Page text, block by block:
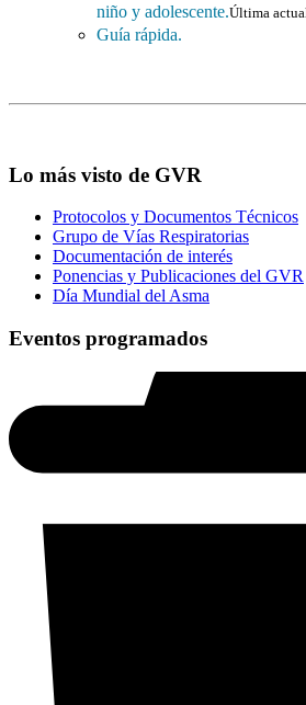
niño y adolescente.Última
Guía rápida.
Lo más visto de GVR
Protocolos y Documentos Técnicos
Grupo de Vías Respiratorias
Documentación de interés
Ponencias y Publicaciones del GVR
Día Mundial del Asma
Eventos programados